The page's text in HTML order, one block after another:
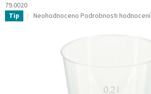
79.0020
Tip
Průměrné
Neohodnoceno Podrobnosti hodnocení